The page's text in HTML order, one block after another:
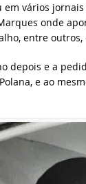
vários
onde
entre outros,
depois e a
e ao